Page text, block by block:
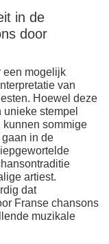
in de
door
een mogelijk
van
Hoewel deze
stempel
sommige
in de
artiest.
dat
Franse chansons
muzikale